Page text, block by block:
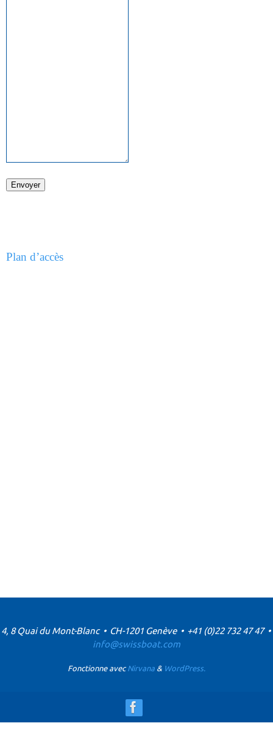
Envoyer
Plan d’accès
4, 8 Quai du Mont-Blanc • CH-1201 Genève • +41 (0)22 732 47 47 •
info@swissboat.com
Fonctionne avecNirvana & WordPress.